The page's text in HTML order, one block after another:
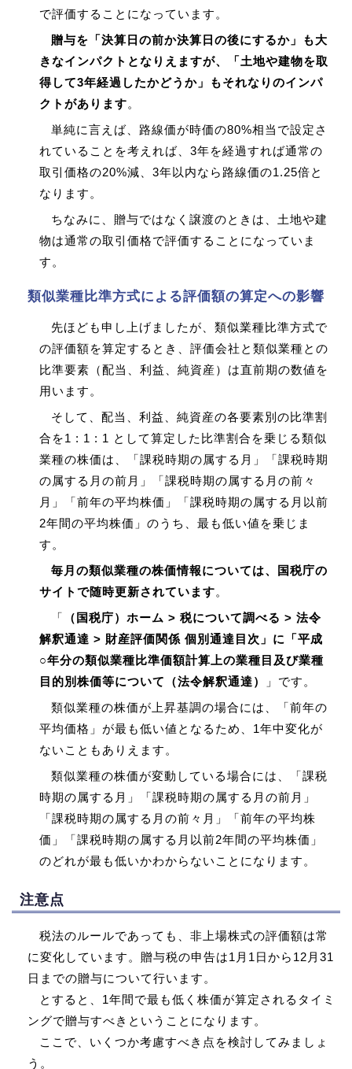
で評価することになっています。
贈与を「決算日の前か決算日の後にするか」も大
きなインパクトとなりえますが、「土地や建物を取
得して3年経過したかどうか」もそれなりのインパ
クトがあります。
単純に言えば、路線価が時価の80%相当で設定さ
れていることを考えれば、3年を経過すれば通常の
取引価格の20%減、3年以内なら路線価の1.25倍と
なります。
ちなみに、贈与ではなく譲渡のときは、土地や建
物は通常の取引価格で評価することになっていま
す。
類似業種比準方式による評価額の算定への影響
先ほども申し上げましたが、類似業種比準方式で
の評価額を算定するとき、評価会社と類似業種との
比準要素（配当、利益、純資産）は直前期の数値を
用います。
そして、配当、利益、純資産の各要素別の比準割
合を1 : 1 : 1 として算定した比準割合を乗じる類似
業種の株価は、「課税時期の属する月」「課税時期
の属する月の前月」「課税時期の属する月の前々
月」「前年の平均株価」「課税時期の属する月以前
2年間の平均株価」のうち、最も低い値を乗じま
す。
毎月の類似業種の株価情報については、国税庁の
サイトで随時更新されています。
「
（国税庁）ホーム > 税について調べる > 法令
解釈通達 > 財産評価関係 個別通達目次」に「平成
○年分の類似業種比準価額計算上の業種目及び業種
目的別株価等について（法令解釈通達）
」です。
類似業種の株価が上昇基調の場合には、「前年の
平均価格」が最も低い値となるため、1年中変化が
ないこともありえます。
類似業種の株価が変動している場合には、「課税
時期の属する月」「課税時期の属する月の前月」
「課税時期の属する月の前々月」「前年の平均株
価」「課税時期の属する月以前2年間の平均株価」
のどれが最も低いかわからないことになります。
注意点
税法のルールであっても、非上場株式の評価額は常
に変化しています。贈与税の申告は1月1日から12月31
日までの贈与について行います。
とすると、1年間で最も低く株価が算定されるタイミ
ングで贈与すべきということになります。
ここで、いくつか考慮すべき点を検討してみましょ
う。